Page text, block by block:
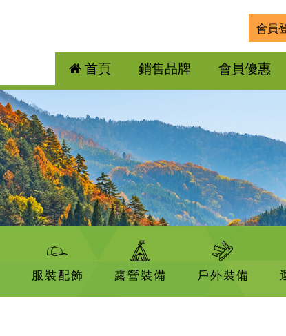
會員
首頁 銷售品牌 會員優惠
服裝配飾 露營裝備 戶外裝備